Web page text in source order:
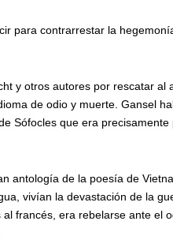
para contrarrestar la
y otros autores por rescatar al
de odio y muerte. Gansel
Sófocles que era precisamente
antología de la poesía de
vivían la devastación de la
francés, era rebelarse ante el